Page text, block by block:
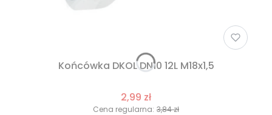
Końcówka DKOL DN10 12L M18x1,5
2,99 zł
Cena regularna: 3,84 zł